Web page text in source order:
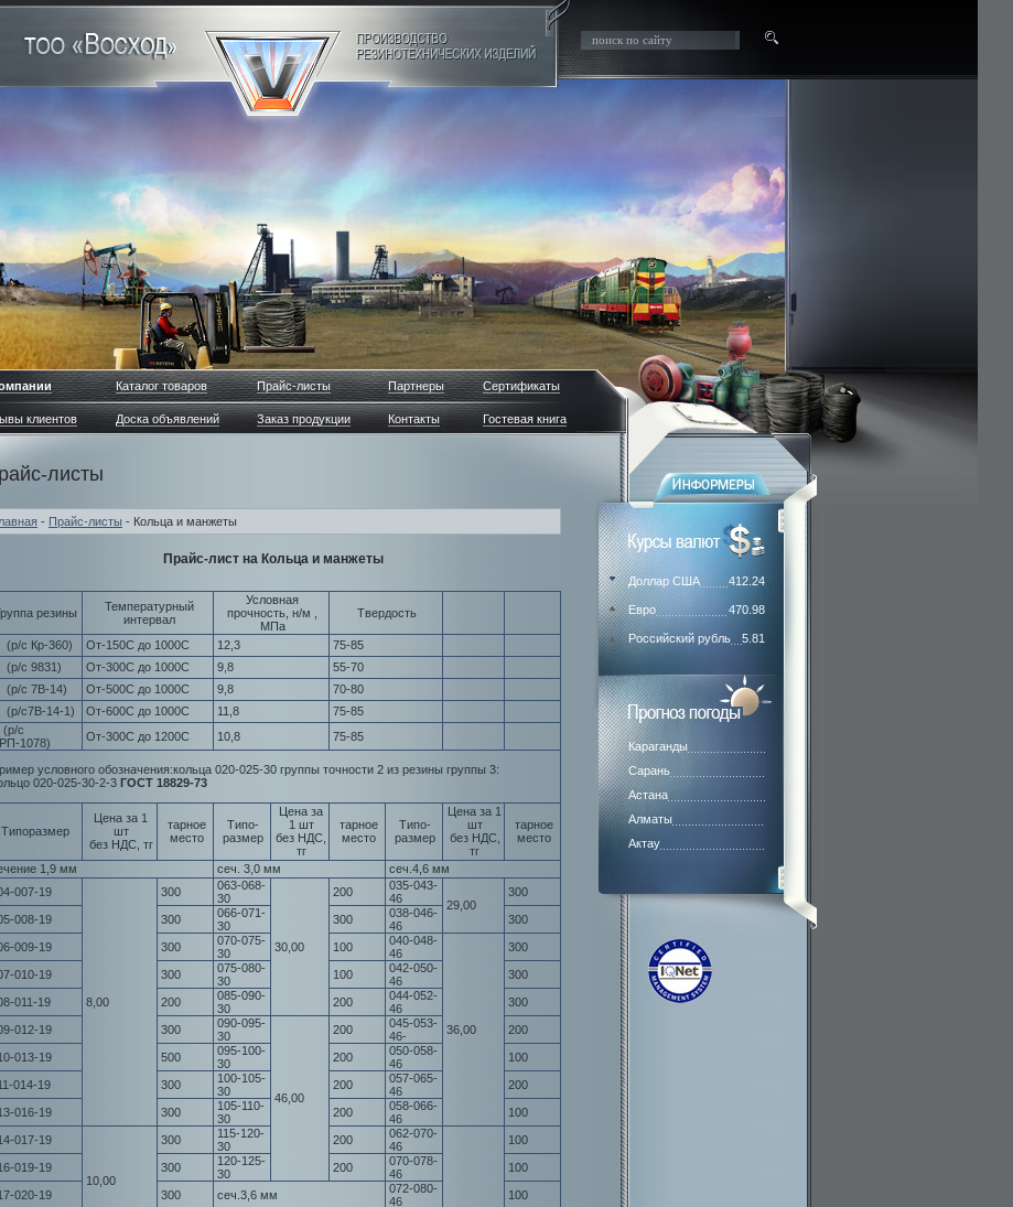
Каталог товаров Прайс-листы Партнеры Сертификаты
клиентов Доска объявлений Заказ продукции Контакты Гостевая книга
листы
- Прайс-листы - Кольца и манжеты
Прайс-лист на Кольца и манжеты
резины
Температурный
интервал
Условная
прочность, н/м ,
МПа
Твердость
с Кр-360) От-150С до 1000С 12,3
75-85
(р/с 9831)
От-300С до 1000С 9,8
55-70
с 7В-14)
От-500С до 1000С 9,8
70-80
с7В-14-1)
От-600С до 1000С 11,8
75-85
с
1078)
От-300С до 1200С 10,8 75-85
условного обозначения:кольца 020-025-30 группы точности 2 из резины группы 3:
020-025-30-2-3 ГОСТ 18829-73
Типоразмер
Цена за 1
шт
без НДС, тг
тарное
место
Типо-
размер
Цена за
1 шт
без НДС,
тг
тарное
место
Типо-
размер
Цена за 1
шт
без НДС,
тг
тарное
место
1,9 мм сеч. 3,0 мм
сеч.4,6 мм
007-19
8,00
300
063-068-
30
30,00
200
035-043-
46
29,00
300
008-19 300
066-071-
30
300
038-046-
46
300
009-19 300
070-075-
30
100
040-048-
46
36,00
300
010-19 300
075-080-
30
100
042-050-
46
300
011-19 200
085-090-
30
200
044-052-
46
300
012-19 300
090-095-
30
46,00
200
045-053-
46-
200
013-19 500
095-100-
30
200
050-058-
46
100
014-19 300
100-105-
30
200
057-065-
46
200
016-19 300
105-110-
30
200
058-066-
46
100
017-19
10,00
300
115-120-
30
200
062-070-
46
100
019-19 300
120-125-
30
200
070-078-
46
100
020-19 300 сеч.3,6 мм
072-080-
46
100
Доллар США 412.24
Евро 470.98
Российский рубль 5.81
Караганды
Сарань
Астана
Алматы
Актау